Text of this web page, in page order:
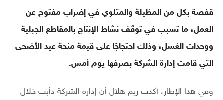
قفصة بكل من المظيلة والمتلوي في إضراب مفتوح عن
العمل، ما تسبب في توقّف نشاط الإنتاج بالمقاطع الجبلية
ووحدات الغسل، وذلك احتجاجًا على قيمة منحة عيد الأضحى
التي قامت إدارة الشركة بصرفها يوم أمس.
وفي هذا الإطار، أكدت ريم هلال أن إدارة الشركة دأبت خلال